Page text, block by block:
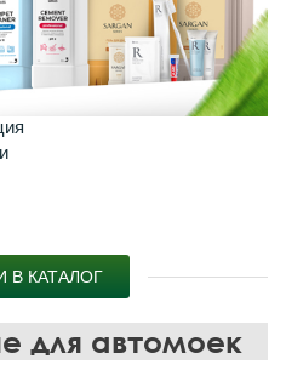
В КАТАЛОГ
для автомоек